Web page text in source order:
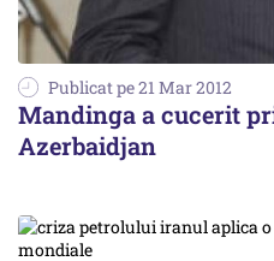
Publicat pe 21 Mar 2012
Mandinga a cucerit
Azerbaidjan